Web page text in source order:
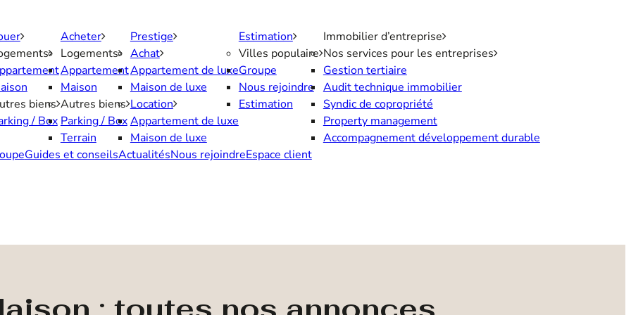
biens
/ Box
Acheter
Logements
Appartement
Maison
Autres biens
Parking / Box
Terrain
Prestige
Achat
Appartement de luxe
Maison de luxe
Location
Appartement de luxe
Maison de luxe
Estimation
Villes populaire
Groupe
Nous rejoindre
Estimation
Immobilier d’entreprise
Nos services pour les entreprises
Gestion tertiaire
Audit technique immobilier
Syndic de copropriété
Property management
Accompagnement développement durable
Guides et conseilsActualitésNous rejoindreEspace client